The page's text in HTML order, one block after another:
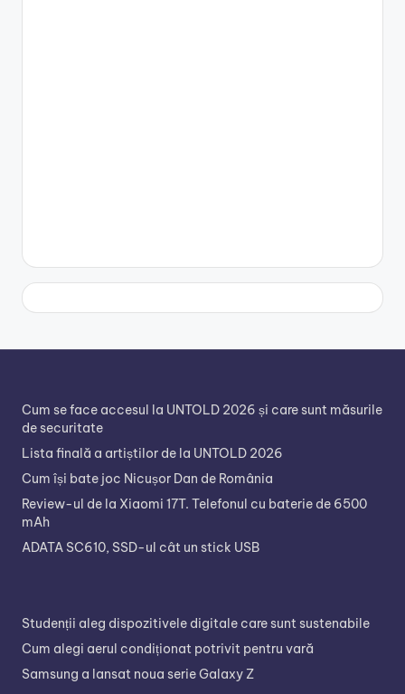
Cum se face accesul la UNTOLD 2026 și care sunt măsurile
de securitate
Lista finală a artiștilor de la UNTOLD 2026
Cum își bate joc Nicușor Dan de România
Review-ul de la Xiaomi 17T. Telefonul cu baterie de 6500
mAh
ADATA SC610, SSD-ul cât un stick USB
Studenții aleg dispozitivele digitale care sunt sustenabile
Cum alegi aerul condiționat potrivit pentru vară
Samsung a lansat noua serie Galaxy Z